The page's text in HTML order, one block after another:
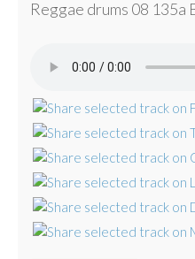
Reggae drums 08